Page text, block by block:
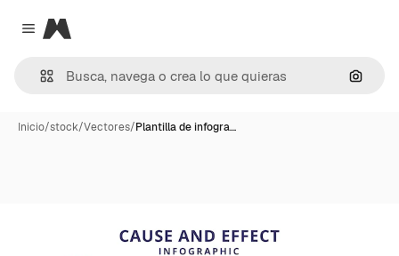
Close menu
Magnific
Inicio/stock/Vectores/Plantilla de infogra…